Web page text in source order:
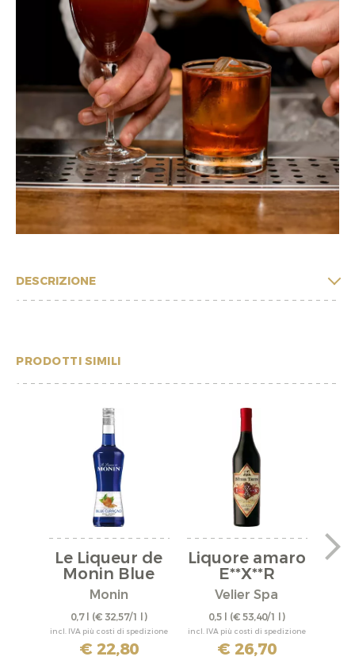
DESCRIZIONE
PRODOTTI SIMILI
Le Liqueur de
Monin Blue
Curacao
Monin
0,7 l (€ 32,57/1 l)
incl. IVA più costi di spedizione
€ 22,80
Liquore amaro
E**X**R
Velier Spa
0,5 l (€ 53,40/1 l)
incl. IVA più costi di spedizione
€ 26,70